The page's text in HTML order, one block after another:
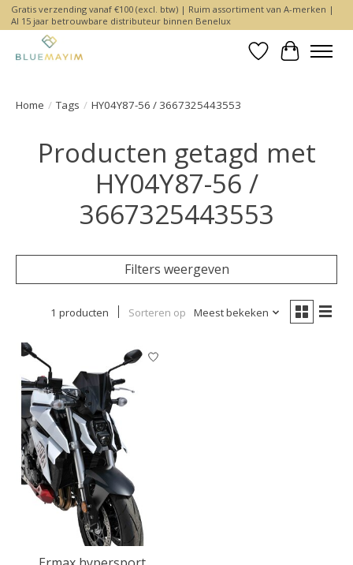
Gratis verzending vanaf €100 (excl. btw) | Ruim assortiment van A-merken |
Al 15 jaar betrouwbare distributeur binnen Benelux
Verlanglijst
Home / Tags / HY04Y87-56 / 3667325443553
Producten getagd met
HY04Y87-56 /
3667325443553
Filters weergeven
1 producten Sorteren op Meest bekeken